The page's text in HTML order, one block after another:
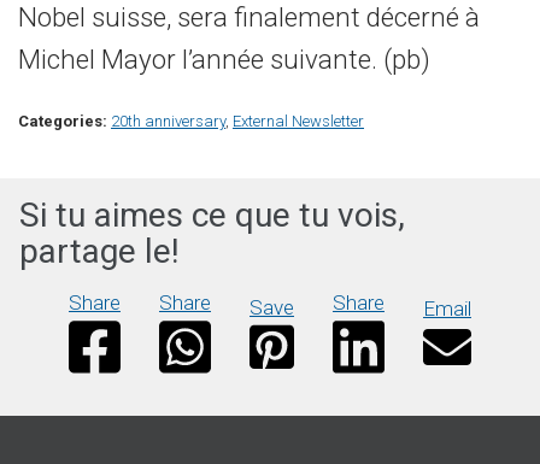
Nobel suisse, sera finalement décerné à
Michel Mayor l’année suivante. (pb)
Categories: 20th anniversary, External Newsletter
Si tu aimes ce que tu vois,
partage le!
Share Share Save Share Email